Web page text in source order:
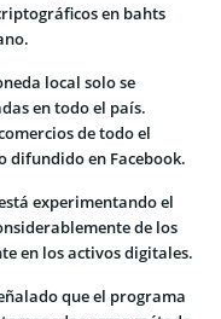
en bahts
local solo se
en todo el país.
de todo el
difundido en Facebook.
experimentando el
de los
en los activos digitales.
que el programa